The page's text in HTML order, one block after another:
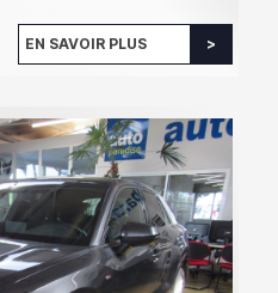
EN SAVOIR PLUS